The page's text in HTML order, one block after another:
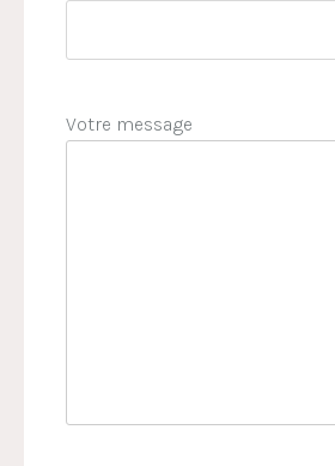
Votre message